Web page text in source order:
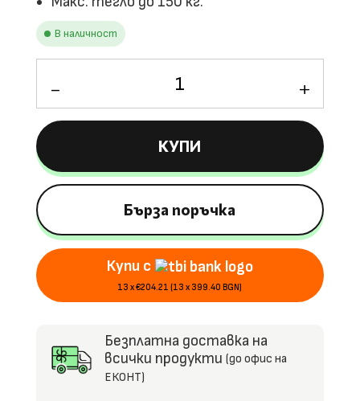
В наличност
Детско
бензиново
ATV
MONSTER,
200 cc,
4-
тактов
двигател
КУПИ
Бърза поръчка
Купи с
13 x €204.21 (13 x 399.40 BGN)
Безплатна доставка на
всички продукти (до офис на
ЕКОНТ)